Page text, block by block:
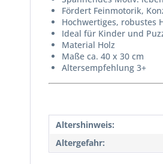
Fördert Feinmotorik,
Hochwertiges, robustes
Ideal für Kinder und
Material Holz
Maße ca. 40 x 30 cm
Altersempfehlung 3+
Altershinweis:
Altergefahr: